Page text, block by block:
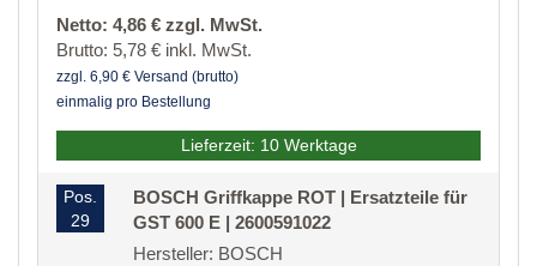
Netto: 4,86 € zzgl. MwSt.
Brutto: 5,78 € inkl. MwSt.
zzgl. 6,90 € Versand (brutto)
einmalig pro Bestellung
Lieferzeit: 10 Werktage
Pos.
29
BOSCH Griffkappe ROT | Ersatzteile für
GST 600 E | 2600591022
Hersteller: BOSCH